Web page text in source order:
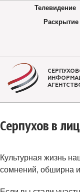
Телевидение
Серпухов в
Культурная жизнь
сомнений, обширна